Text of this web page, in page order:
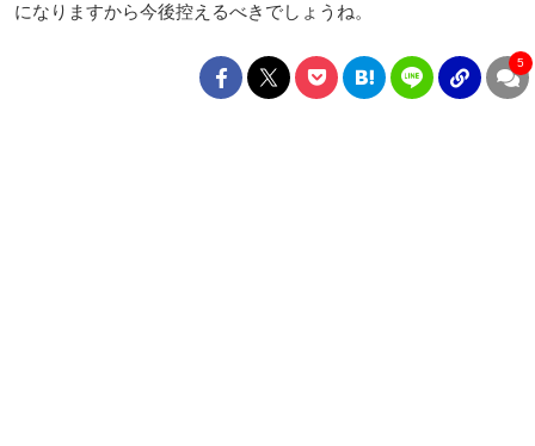
になりますから今後控えるべきでしょうね。
5